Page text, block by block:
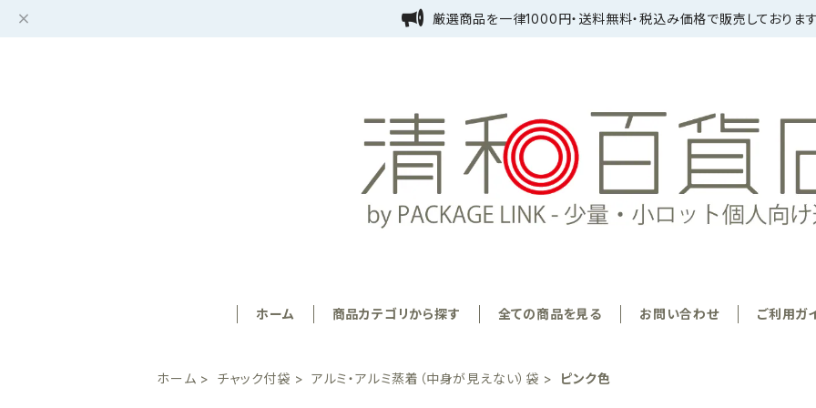
厳選商品を一律1000円・送料無料・税込み価格で販売しております
ホーム 商品カテゴリから探す 全ての商品を見る お問い合わせ ご利用ガ
ホーム チャック付袋 アルミ・アルミ蒸着（中身が見えない）袋 ピンク色